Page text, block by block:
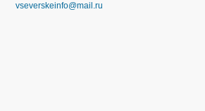
vseverskeinfo@mail.ru